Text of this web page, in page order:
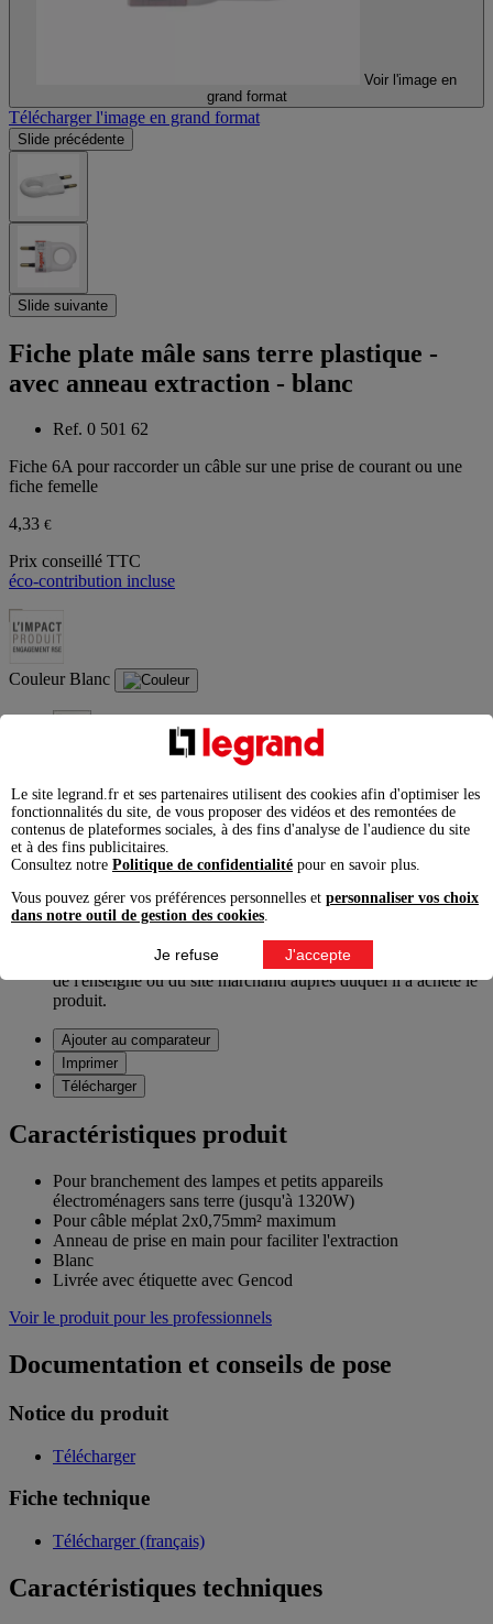
Voir l'image en
grand format
Télécharger l'image en grand format
Slide précédente
Slide suivante
Fiche plate mâle sans terre plastique -
avec anneau extraction - blanc
Ref. 0 501 62
Fiche 6A pour raccorder un câble sur une prise de courant ou une
fiche femelle
4,33 €
Prix conseillé TTC
éco-contribution incluse
Couleur Blanc
Gris
Marron
Noir
Ajouter à la liste Enlever de la liste
Garantie légale 2 ans, à exercer pour un consommateur auprès
de l'enseigne ou du site marchand auprès duquel il a acheté le
produit.
Ajouter au comparateur
Imprimer
Télécharger
Caractéristiques produit
Pour branchement des lampes et petits appareils
électroménagers sans terre (jusqu'à 1320W)
Pour câble méplat 2x0,75mm² maximum
Anneau de prise en main pour faciliter l'extraction
Blanc
Livrée avec étiquette avec Gencod
Voir le produit pour les professionnels
Documentation et conseils de pose
Notice du produit
Télécharger
Fiche technique
Télécharger (français)
Caractéristiques techniques
Le site legrand.fr et ses partenaires utilisent des cookies afin d'optimiser les
fonctionnalités du site, de vous proposer des vidéos et des remontées de
contenus de plateformes sociales, à des fins d'analyse de l'audience du site
et à des fins publicitaires.
Consultez notre Politique de confidentialité pour en savoir plus.
Vous pouvez gérer vos préférences personnelles et personnaliser vos choix
dans notre outil de gestion des cookies.
Je refuse J'accepte